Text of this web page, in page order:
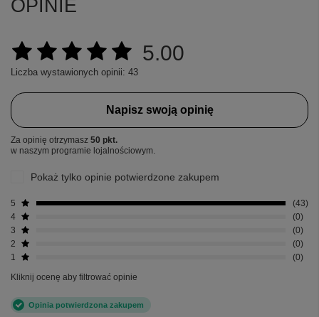
OPINIE
5.00
Liczba wystawionych opinii: 43
Napisz swoją opinię
Za opinię otrzymasz 50 pkt.
w naszym programie lojalnościowym.
Pokaż tylko opinie potwierdzone zakupem
5
43
4
0
3
0
2
0
1
0
Kliknij ocenę aby filtrować opinie
Opinia potwierdzona zakupem